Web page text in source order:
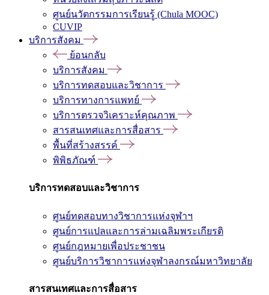
ศูนย์นวัตกรรมการเรียนรู้ (Chula MOOC)
CUVIP
บริการสังคม
ย้อนกลับ
บริการสังคม
บริการทดสอบและวิชาการ
บริการทางการแพทย์
บริการตรวจวิเคราะห์คุณภาพ
สารสนเทศและการสื่อสาร
พื้นที่สร้างสรรค์
พิพิธภัณฑ์
บริการทดสอบและวิชาการ
ศูนย์ทดสอบทางวิชาการแห่งจุฬาฯ
ศูนย์การแปลและการล่ามเฉลิมพระเกียรติ
ศูนย์กฎหมายเพื่อประชาชน
ศูนย์บริการวิชาการแห่งจุฬาลงกรณ์มหาวิทยาลัย
สารสนเทศและการสื่อสาร